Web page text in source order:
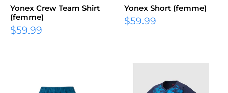
Yonex Crew Team Shirt
(femme)
$59.99
Yonex Short (femme)
$59.99